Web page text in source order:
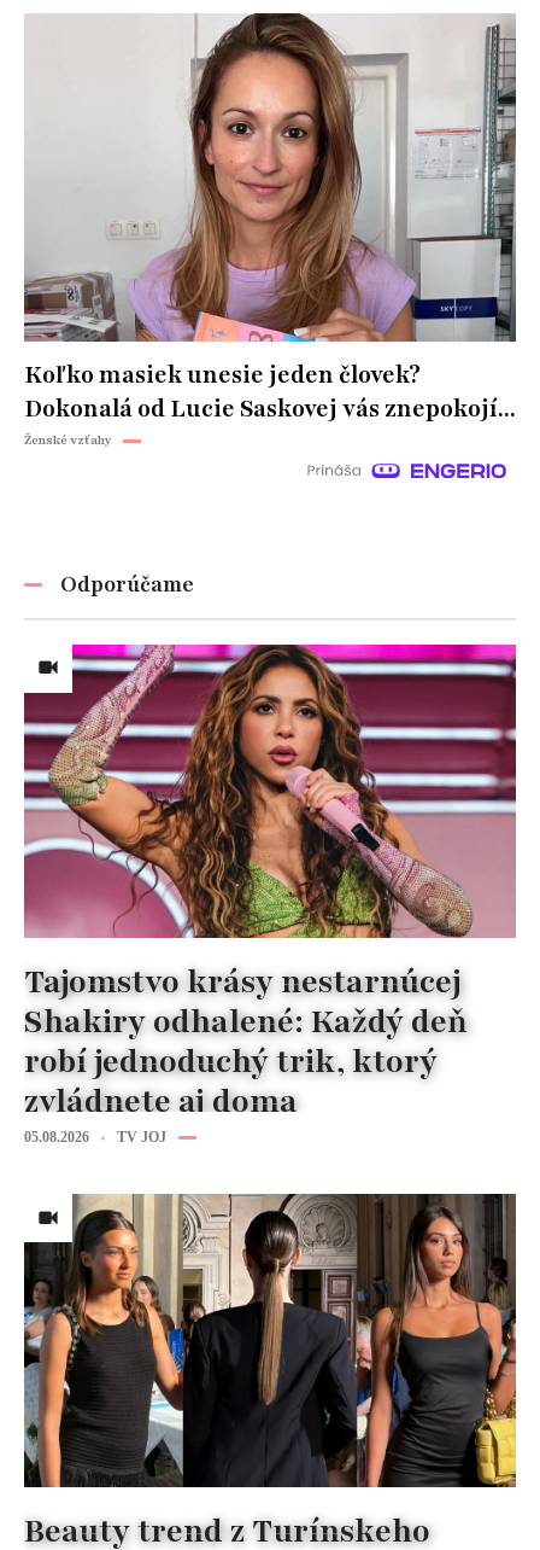
Koľko masiek unesie jeden človek?
Dokonalá od Lucie Saskovej vás znepokojí...
Ženské vzťahy
Odporúčame
Tajomstvo krásy nestarnúcej
Shakiry odhalené: Každý deň
robí jednoduchý trik, ktorý
zvládnete aj doma
05.08.2026 TV JOJ
Beauty trend z Turínskeho